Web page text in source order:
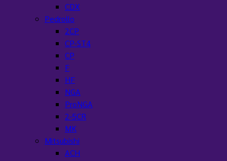
CDX
Pedrollo
2CP
CP-ST4
CP
F
HF
NGA
ProNGA
2-5CR
MK
Mitsubishi
ACH